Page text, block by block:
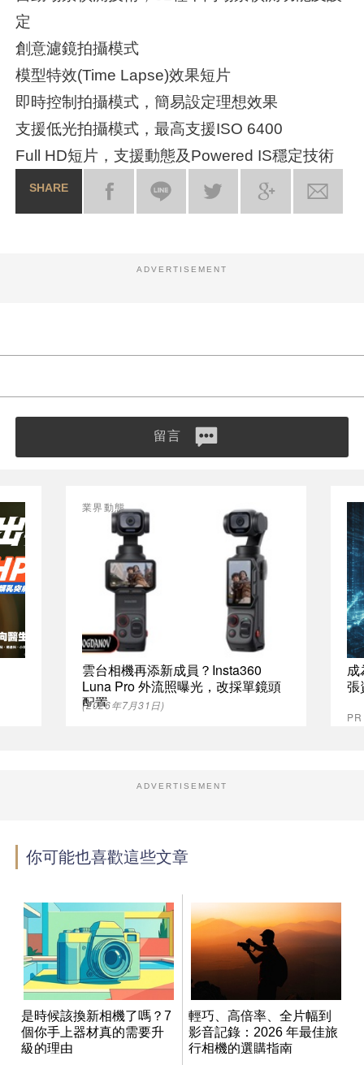
定
創意濾鏡拍攝模式
模型特效(Time Lapse)效果短片
即時控制拍攝模式，簡易設定理想效果
支援低光拍攝模式，最高支援ISO 6400
Full HD短片，支援動態及Powered IS穩定技術
SHARE
ADVERTISEMENT
留言
雲台相機再添新成員？Insta360
Luna Pro 外流照曝光，改採單鏡頭
配置
業界動態
(2026年7月31日)
成
張
ADVERTISEMENT
你可能也喜歡這些文章
是時候該換新相機了嗎？7
個你手上器材真的需要升
級的理由
輕巧、高倍率、全片幅到
影音記錄：2026 年最佳旅
行相機的選購指南